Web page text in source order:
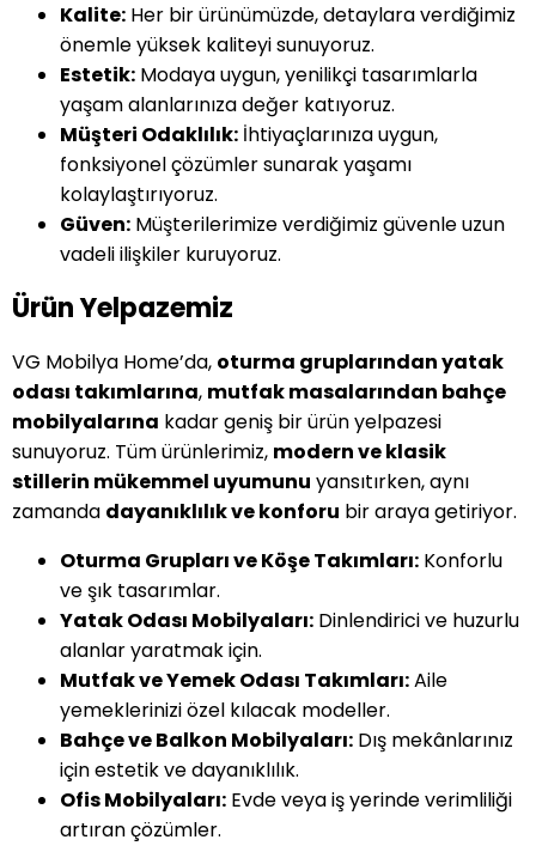
Kalite: Her bir ürünümüzde, detaylara verdiğimiz
önemle yüksek kaliteyi sunuyoruz.
Estetik: Modaya uygun, yenilikçi tasarımlarla
yaşam alanlarınıza değer katıyoruz.
Müşteri Odaklılık: İhtiyaçlarınıza uygun,
fonksiyonel çözümler sunarak yaşamı
kolaylaştırıyoruz.
Güven: Müşterilerimize verdiğimiz güvenle uzun
vadeli ilişkiler kuruyoruz.
Ürün Yelpazemiz
VG Mobilya Home’da, oturma gruplarından yatak
odası takımlarına, mutfak masalarından bahçe
mobilyalarına kadar geniş bir ürün yelpazesi
sunuyoruz. Tüm ürünlerimiz, modern ve klasik
stillerin mükemmel uyumunu yansıtırken, aynı
zamanda dayanıklılık ve konforu bir araya getiriyor.
Oturma Grupları ve Köşe Takımları: Konforlu
ve şık tasarımlar.
Yatak Odası Mobilyaları: Dinlendirici ve huzurlu
alanlar yaratmak için.
Mutfak ve Yemek Odası Takımları:Aile
yemeklerinizi özel kılacak modeller.
Bahçe ve Balkon Mobilyaları: Dış mekânlarınız
için estetik ve dayanıklılık.
Ofis Mobilyaları: Evde veya iş yerinde verimliliği
artıran çözümler.